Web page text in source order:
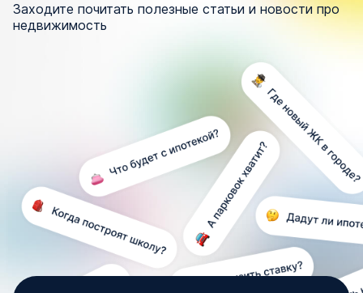
Заходите почитать полезные статьи и новости про
недвижимость